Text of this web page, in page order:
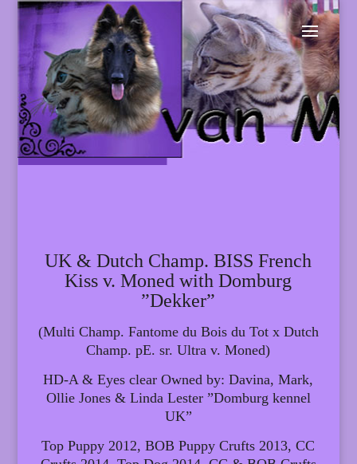
UK & Dutch Champ. BISS French
Kiss v. Moned with Domburg
”Dekker”
(Multi Champ. Fantome du Bois du Tot x Dutch
Champ. pE. sr. Ultra v. Moned)
HD-A & Eyes clear Owned by: Davina, Mark,
Ollie Jones & Linda Lester ”Domburg kennel
UK”
Top Puppy 2012, BOB Puppy Crufts 2013, CC